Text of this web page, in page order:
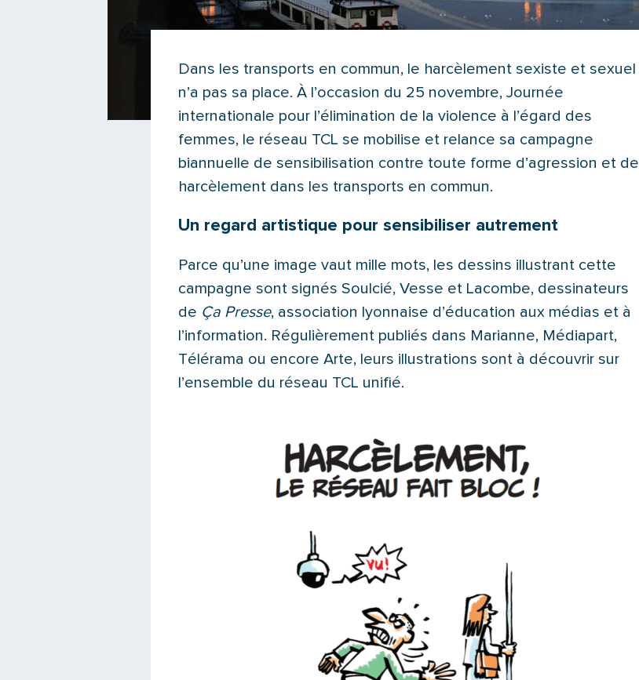
Dans les transports en commun, le harcèlement sexiste et sexuel
n’a pas sa place. À l’occasion du 25 novembre, Journée
internationale pour l’élimination de la violence à l’égard des
femmes, le réseau TCL se mobilise et relance sa campagne
biannuelle de sensibilisation contre toute forme d’agression et de
harcèlement dans les transports en commun.
Un regard artistique pour sensibiliser autrement
Parce qu’une image vaut mille mots, les dessins illustrant cette
campagne sont signés Soulcié, Vesse et Lacombe, dessinateurs
de Ça Presse, association lyonnaise d’éducation aux médias et à
l’information. Régulièrement publiés dans Marianne, Médiapart,
Télérama ou encore Arte, leurs illustrations sont à découvrir sur
l’ensemble du réseau TCL unifié.